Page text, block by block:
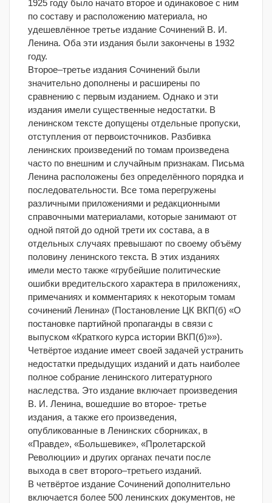
1925 году было начато второе и одинаковое с ним
по составу и расположению материала, но
удешевлённое третье издание Сочинений В. И.
Ленина. Оба эти издания были закончены в 1932
году.
Второе–третье издания Сочинений были
значительно дополнены и расширены по
сравнению с первым изданием. Однако и эти
издания имели существенные недостатки. В
ленинском тексте допущены отдельные пропуски,
отступления от первоисточников. Разбивка
ленинских произведений по томам произведена
часто по внешним и случайным признакам. Письма
Ленина расположены без определённого порядка и
последовательности. Все тома перегружены
различными приложениями и редакционными
справочными материалами, которые занимают от
одной пятой до одной трети их состава, а в
отдельных случаях превышают по своему объёму
половину ленинского текста. В этих изданиях
имели место также «грубейшие политические
ошибки вредительского характера в приложениях,
примечаниях и комментариях к некоторым томам
сочинений Ленина» (Постановление ЦК ВКП(б) «О
постановке партийной пропаганды в связи с
выпуском «Краткого курса истории ВКП(б)»»).
Четвёртое издание имеет своей задачей устранить
недостатки предыдущих изданий и дать наиболее
полное собрание ленинского литературного
наследства. Это издание включает произведения
В. И. Ленина, вошедшие во второе- третье
издания, а также его произведения,
опубликованные в Ленинских сборниках, в
«Правде», «Большевике», «Пролетарской
Революции» и других органах печати после
выхода в свет второго–третьего изданий.
В четвёртое издание Сочинений дополнительно
включается более 500 ленинских документов, не